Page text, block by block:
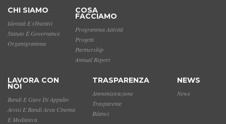
CHI SIAMO
Identità E Obiettivi
Statuto E Governance
Organigramma
COSA
FACCIAMO
Programma Attività
Progetti
Partnership
Annual Report
LAVORA CON
NOI
Bandi E Gare Di Appalto
Avvisi E Bandi Area Cinema
E Mediateca
TRASPARENZA
Amministrazione
Trasparente
Bilanci
NEWS
News